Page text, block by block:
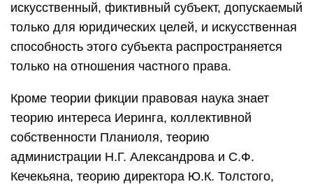
искусственный, фиктивный субъект, допускаемый
только для юридических целей, и искусственная
способность этого субъекта распространяется
только на отношения частного права.
Кроме теории фикции правовая наука знает
теорию интереса Иеринга, коллективной
собственности Планиоля, теорию
администрации Н.Г. Александрова и С.Ф.
Кечекьяна, теорию директора Ю.К. Толстого,